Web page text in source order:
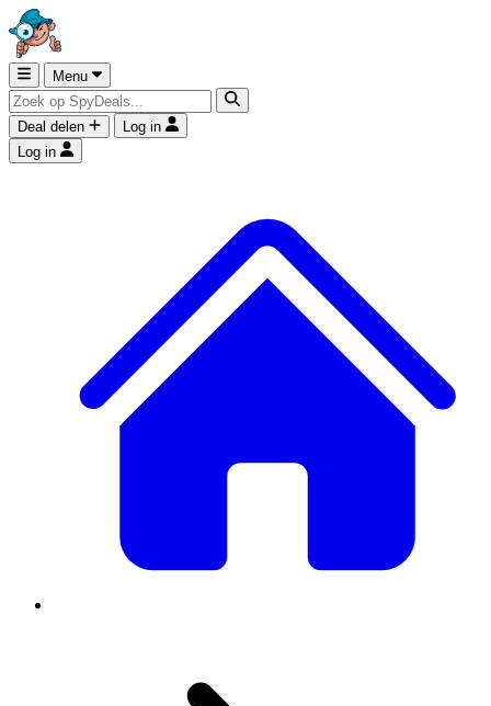
Menu
Deal delen
Log in
Log in